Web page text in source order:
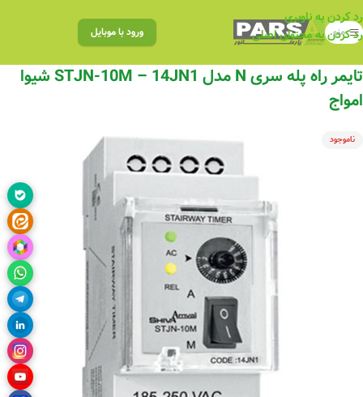
رد کردن به ناوبری
رد کردن به محتوای اصلی
منو ورود با موبایل
تایمر راه پله سری N مدل STJN-10M – 14JN1 شیوا
امواج
ناموجود